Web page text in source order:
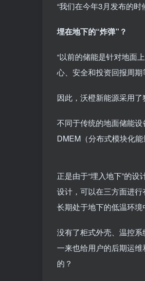
“我们在今年3月发布的时
埋在地下的“炸弹”？
“以前的储能是针对地面
心、安全和投资回报周期
因此，沃橙新能源采用
不同于传统的地面储能
DMEM（分布式模块化
正是由于“埋入地下”的
设计，可以在三方面进
长期处于地下的低温环
没有了柜式外壳、温控
一来也给用户的后期运
的？